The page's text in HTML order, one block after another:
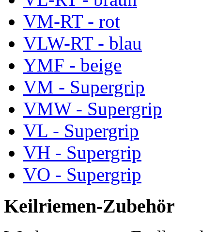
VM-RT - rot
VLW-RT - blau
YMF - beige
VM - Supergrip
VMW - Supergrip
VL - Supergrip
VH - Supergrip
VO - Supergrip
Keilriemen-Zubehör